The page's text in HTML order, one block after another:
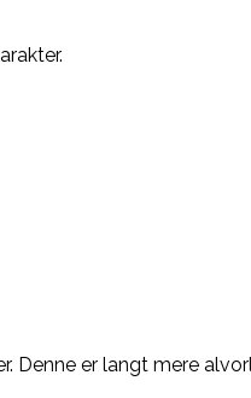
er langt mere